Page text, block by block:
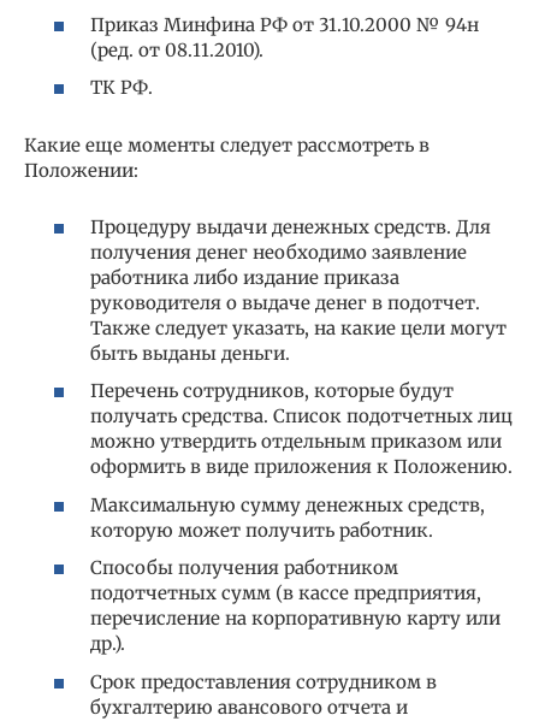
Приказ Минфина РФ от 31.10.2000 № 94н
(ред. от 08.11.2010).
ТК РФ.
Какие еще моменты следует рассмотреть в
Положении:
Процедуру выдачи денежных средств. Для
получения денег необходимо заявление
работника либо издание приказа
руководителя о выдаче денег в подотчет.
Также следует указать, на какие цели могут
быть выданы деньги.
Перечень сотрудников, которые будут
получать средства. Список подотчетных лиц
можно утвердить отдельным приказом или
оформить в виде приложения к Положению.
Максимальную сумму денежных средств,
которую может получить работник.
Способы получения работником
подотчетных сумм (в кассе предприятия,
перечисление на корпоративную карту или
др.).
Срок предоставления сотрудником в
бухгалтерию авансового отчета и